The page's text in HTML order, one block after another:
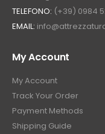
TELEFONO: (+39) 0984
EMAIL:
My Account
My Account
Track Your Order
Payment Methods
Shipping Guide